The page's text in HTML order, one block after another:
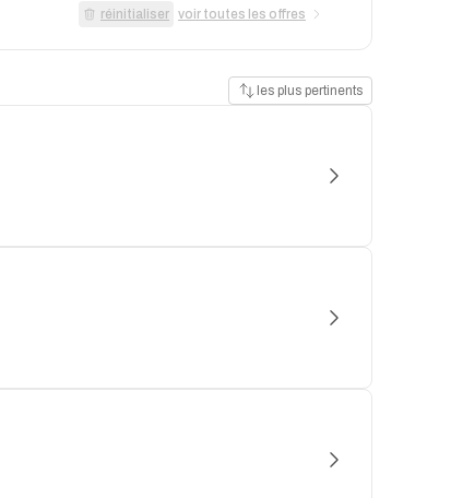
réinitialiser voir toutes les offres
les plus pertinents